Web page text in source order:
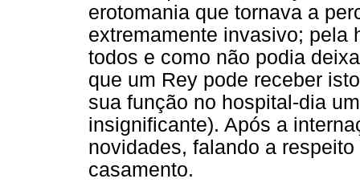
erotomania que tornava a
extremamente invasivo; pela
todos e como não podia
que um Rey pode receber
sua função no hospital-dia
insignificante). Após a
novidades, falando a
casamento.